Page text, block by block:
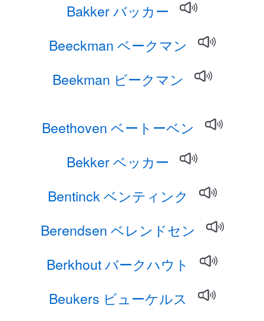
Bakker バッカー
Beeckman ベークマン
Beekman ビークマン
Beethoven ベートーベン
Bekker ベッカー
Bentinck ベンティンク
Berendsen ベレンドセン
Berkhout バークハウト
Beukers ビューケルス